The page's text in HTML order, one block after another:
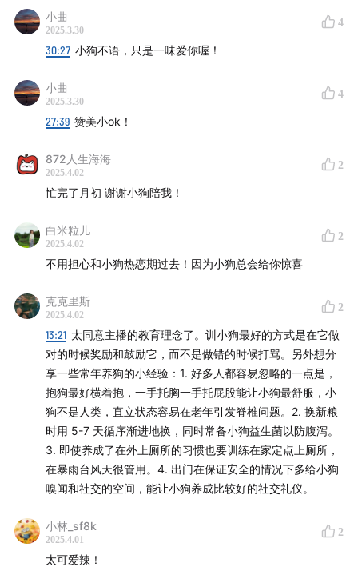
小曲
2025.3.30
4
30:27 小狗不语，只是一味爱你喔！
小曲
2025.3.30
4
27:39 赞美小ok！
872人生海海
2025.4.02
2
忙完了月初 谢谢小狗陪我！
白米粒儿
2025.4.02
2
不用担心和小狗热恋期过去！因为小狗总会给你惊喜
克克里斯
2025.4.02
2
13:21 太同意主播的教育理念了。训小狗最好的方式是在它做
对的时候奖励和鼓励它，而不是做错的时候打骂。另外想分
享一些常年养狗的小经验：1. 好多人都容易忽略的一点是，
抱狗最好横着抱，一手托胸一手托屁股能让小狗最舒服，小
狗不是人类，直立状态容易在老年引发脊椎问题。2. 换新粮
时用 5-7 天循序渐进地换，同时常备小狗益生菌以防腹泻。
3. 即使养成了在外上厕所的习惯也要训练在家定点上厕所，
在暴雨台风天很管用。4. 出门在保证安全的情况下多给小狗
嗅闻和社交的空间，能让小狗养成比较好的社交礼仪。
小林_sf8k
2025.4.01
2
太可爱辣！